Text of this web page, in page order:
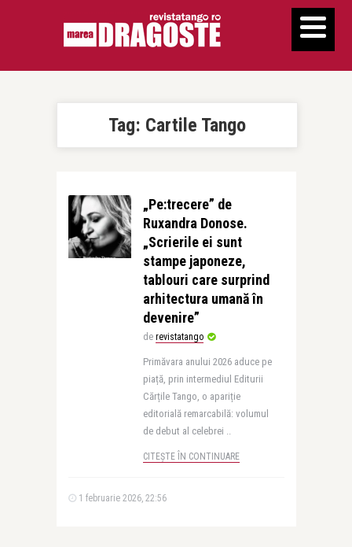
Tag: Cartile Tango
„Pe:trecere” de
Ruxandra Donose.
„Scrierile ei sunt
stampe japoneze,
tablouri care surprind
arhitectura umană în
devenire”
de revistatango
Primăvara anului 2026 aduce pe
piață, prin intermediul Editurii
Cărțile Tango, o apariție
editorială remarcabilă: volumul
de debut al celebrei ..
CITEȘTE ÎN CONTINUARE
1 februarie 2026, 22:56